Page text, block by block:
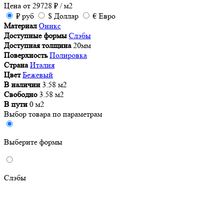
Цена от 29728 ₽ / м2
₽ руб $ Доллар € Евро
Материал Оникс
Доступные формы Слэбы
Доступная толщина 20мм
Поверхность Полировка
Страна Италия
Цвет Бежевый
В наличии 3.58 м2
Свободно 3.58 м2
В пути 0 м2
Выбор товара по параметрам
Выберите формы
Слэбы